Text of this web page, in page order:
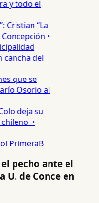
y todo el
Cristian “La
•
del
que se
Osorio al
deja su
•
PrimeraB
pecho ante el
U. de Conce en